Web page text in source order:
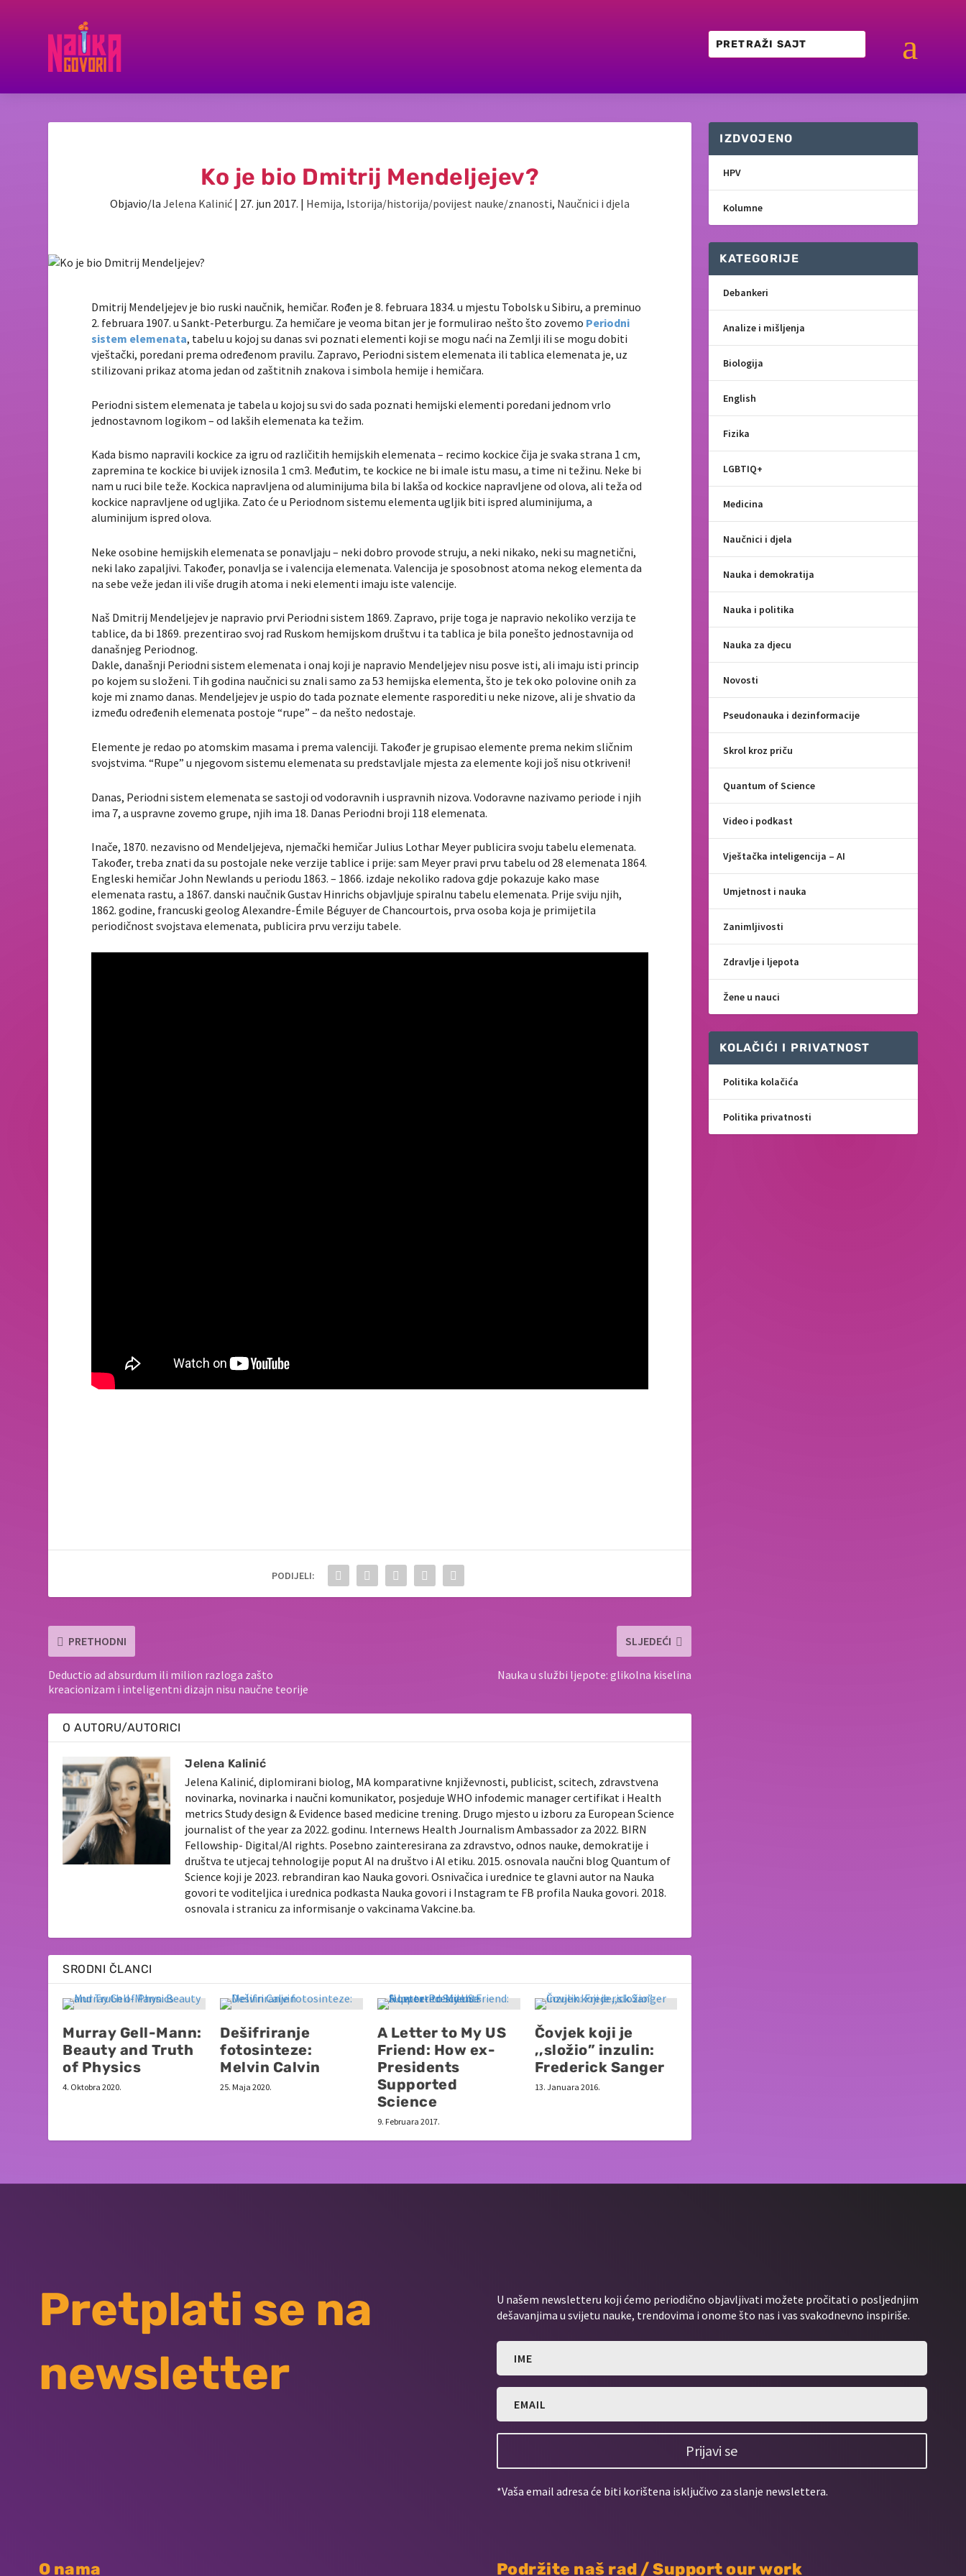
a
Ko je bio Dmitrij Mendeljejev?
Objavio/laJelena Kalinić | 27. jun 2017. | Hemija, Istorija/historija/povijest nauke/znanosti, Naučnici i djela
Dmitrij Mendeljejev je bio ruski naučnik, hemičar. Rođen je 8. februara 1834. u mjestu Tobolsk u Sibiru, a preminuo
2. februara 1907. u Sankt-Peterburgu. Za hemičare je veoma bitan jer je formulirao nešto što zovemo Periodni
sistem elemenata, tabelu u kojoj su danas svi poznati elementi koji se mogu naći na Zemlji ili se mogu dobiti
vještački, poredani prema određenom pravilu. Zapravo, Periodni sistem elemenata ili tablica elemenata je, uz
stilizovani prikaz atoma jedan od zaštitnih znakova i simbola hemije i hemičara.
Periodni sistem elemenata je tabela u kojoj su svi do sada poznati hemijski elementi poredani jednom vrlo
jednostavnom logikom – od lakših elemenata ka težim.
Kada bismo napravili kockice za igru od različitih hemijskih elemenata – recimo kockice čija je svaka strana 1 cm,
zapremina te kockice bi uvijek iznosila 1 cm3. Međutim, te kockice ne bi imale istu masu, a time ni težinu. Neke bi
nam u ruci bile teže. Kockica napravljena od aluminijuma bila bi lakša od kockice napravljene od olova, ali teža od
kockice napravljene od ugljika. Zato će u Periodnom sistemu elementa ugljik biti ispred aluminijuma, a
aluminijum ispred olova.
Neke osobine hemijskih elemenata se ponavljaju – neki dobro provode struju, a neki nikako, neki su magnetični,
neki lako zapaljivi. Također, ponavlja se i valencija elemenata. Valencija je sposobnost atoma nekog elementa da
na sebe veže jedan ili više drugih atoma i neki elementi imaju iste valencije.
Naš Dmitrij Mendeljejev je napravio prvi Periodni sistem 1869. Zapravo, prije toga je napravio nekoliko verzija te
tablice, da bi 1869. prezentirao svoj rad Ruskom hemijskom društvu i ta tablica je bila ponešto jednostavnija od
današnjeg Periodnog.
Dakle, današnji Periodni sistem elemenata i onaj koji je napravio Mendeljejev nisu posve isti, ali imaju isti princip
po kojem su složeni. Tih godina naučnici su znali samo za 53 hemijska elementa, što je tek oko polovine onih za
koje mi znamo danas. Mendeljejev je uspio do tada poznate elemente rasporediti u neke nizove, ali je shvatio da
između određenih elemenata postoje “rupe” – da nešto nedostaje.
Elemente je redao po atomskim masama i prema valenciji. Također je grupisao elemente prema nekim sličnim
svojstvima. “Rupe” u njegovom sistemu elemenata su predstavljale mjesta za elemente koji još nisu otkriveni!
Danas, Periodni sistem elemenata se sastoji od vodoravnih i uspravnih nizova. Vodoravne nazivamo periode i njih
ima 7, a uspravne zovemo grupe, njih ima 18. Danas Periodni broji 118 elemenata.
Inače, 1870. nezavisno od Mendeljejeva, njemački hemičar Julius Lothar Meyer publicira svoju tabelu elemenata.
Također, treba znati da su postojale neke verzije tablice i prije: sam Meyer pravi prvu tabelu od 28 elemenata 1864.
Engleski hemičar John Newlands u periodu 1863. – 1866. izdaje nekoliko radova gdje pokazuje kako mase
elemenata rastu, a 1867. danski naučnik Gustav Hinrichs objavljuje spiralnu tabelu elemenata. Prije sviju njih,
1862. godine, francuski geolog Alexandre-Émile Béguyer de Chancourtois, prva osoba koja je primijetila
periodičnost svojstava elemenata, publicira prvu verziju tabele.
PODIJELI:
PRETHODNI
Deductio ad absurdum ili milion razloga zašto
kreacionizam i inteligentni dizajn nisu naučne teorije
SLJEDEĆI
Nauka u službi ljepote: glikolna kiselina
O AUTORU/AUTORICI
Jelena Kalinić
Jelena Kalinić, diplomirani biolog, MA komparativne književnosti, publicist, scitech, zdravstvena
novinarka, novinarka i naučni komunikator, posjeduje WHO infodemic manager certifikat i Health
metrics Study design & Evidence based medicine trening. Drugo mjesto u izboru za European Science
journalist of the year za 2022. godinu. Internews Health Journalism Ambassador za 2022. BIRN
Fellowship- Digital/AI rights. Posebno zainteresirana za zdravstvo, odnos nauke, demokratije i
društva te utjecaj tehnologije poput AI na društvo i AI etiku. 2015. osnovala naučni blog Quantum of
Science koji je 2023. rebrandiran kao Nauka govori. Osnivačica i urednice te glavni autor na Nauka
govori te voditeljica i urednica podkasta Nauka govori i Instagram te FB profila Nauka govori. 2018.
osnovala i stranicu za informisanje o vakcinama Vakcine.ba.
SRODNI ČLANCI
Murray Gell-Mann:
Beauty and Truth
of Physics
4. Oktobra 2020.
Dešifriranje
fotosinteze:
Melvin Calvin
25. Maja 2020.
A Letter to My US
Friend: How ex-
Presidents
Supported
Science
9. Februara 2017.
Čovjek koji je
,,složio” inzulin:
Frederick Sanger
13. Januara 2016.
IZDVOJENO
HPV
Kolumne
KATEGORIJE
Debankeri
Analize i mišljenja
Biologija
English
Fizika
LGBTIQ+
Medicina
Naučnici i djela
Nauka i demokratija
Nauka i politika
Nauka za djecu
Novosti
Pseudonauka i dezinformacije
Skrol kroz priču
Quantum of Science
Video i podkast
Vještačka inteligencija – AI
Umjetnost i nauka
Zanimljivosti
Zdravlje i ljepota
Žene u nauci
KOLAČIĆI I PRIVATNOST
Politika kolačića
Politika privatnosti
Pretplati se na
newsletter
U našem newsletteru koji ćemo periodično objavljivati možete pročitati o posljednjim
dešavanjima u svijetu nauke, trendovima i onome što nas i vas svakodnevno inspiriše.
Prijavi se
*Vaša email adresa će biti korištena isključivo za slanje newslettera.
O nama Podržite naš rad / Support our work